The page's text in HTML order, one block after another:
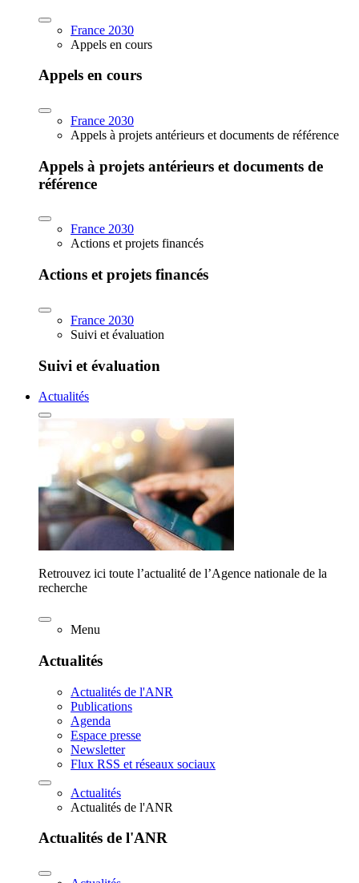
France 2030
Appels en cours
Appels en cours
France 2030
Appels à projets antérieurs et documents de référence
Appels à projets antérieurs et documents de
référence
France 2030
Actions et projets financés
Actions et projets financés
France 2030
Suivi et évaluation
Suivi et évaluation
Actualités
Retrouvez ici toute l’actualité de l’Agence nationale de la
recherche
Menu
Actualités
Actualités de l'ANR
Publications
Agenda
Espace presse
Newsletter
Flux RSS et réseaux sociaux
Actualités
Actualités de l'ANR
Actualités de l'ANR